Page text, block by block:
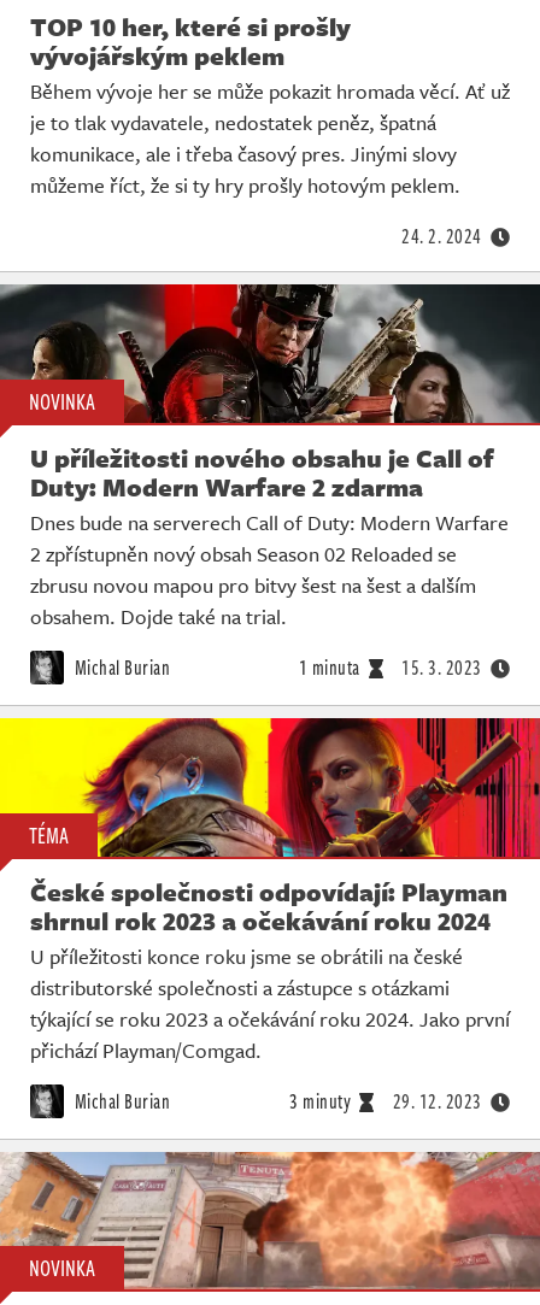
TOP 10 her, které si prošly
vývojářským peklem
Během vývoje her se může pokazit hromada věcí. Ať už
je to tlak vydavatele, nedostatek peněz, špatná
komunikace, ale i třeba časový pres. Jinými slovy
můžeme říct, že si ty hry prošly hotovým peklem.
24. 2. 2024
NOVINKA
U příležitosti nového obsahu je Call of
Duty: Modern Warfare 2 zdarma
Dnes bude na serverech Call of Duty: Modern Warfare
2 zpřístupněn nový obsah Season 02 Reloaded se
zbrusu novou mapou pro bitvy šest na šest a dalším
obsahem. Dojde také na trial.
Michal Burian 1 minuta 15. 3. 2023
TÉMA
České společnosti odpovídají: Playman
shrnul rok 2023 a očekávání roku 2024
U příležitosti konce roku jsme se obrátili na české
distributorské společnosti a zástupce s otázkami
týkající se roku 2023 a očekávání roku 2024. Jako první
přichází Playman/Comgad.
Michal Burian 3 minuty 29. 12. 2023
NOVINKA